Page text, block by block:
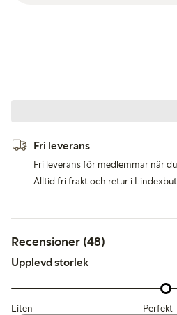
Fri leverans
Fri leverans för medlemmar när
Alltid fri frakt och retur i
Recensioner (48)
Upplevd storlek
Liten Perfekt